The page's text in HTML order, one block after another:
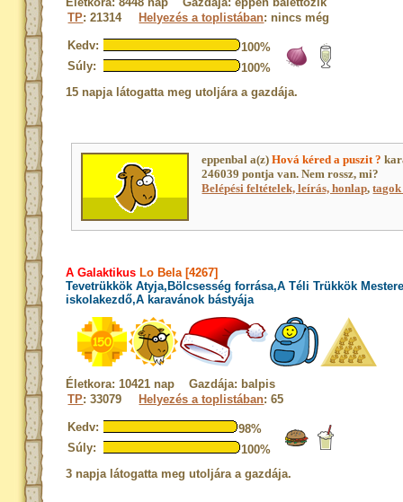
TP: 21314 Helyezés a toplistában: nincs még
Kedv:
100%
Súly:
100%
15 napja látogatta meg utoljára a gazdája.
eppenbal a(z)Hová kéred a puszit ?
246039 pontja van. Nem rossz, mi?
Belépési feltételek, leírás, honlap,
A Galaktikus Lo Bela [4267]
Tevetrükkök Atyja,Bölcsesség forrása,A Téli Trükkök
iskolakezdő,A karavánok bástyája
Életkora: 10421 nap Gazdája: balpis
TP: 33079 Helyezés a toplistában: 65
Kedv:
98%
Súly:
100%
3 napja látogatta meg utoljára a gazdája.